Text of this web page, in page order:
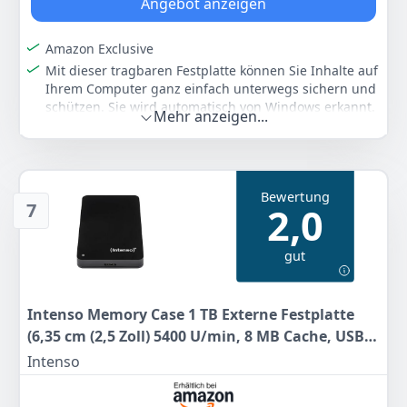
Anzeigen
Amazon Exclusive
Mit dieser tragbaren Festplatte können Sie Inhalte auf
Ihrem Computer ganz einfach unterwegs sichern und
schützen. Sie wird automatisch von Windows erkannt.
Erweiterung der Kapazität Ihres Computers mit einer
Drag-and-Drop-Funktionalität
Schnelle Übertragung von Dateien mit USB 3.0
(abwärtskompatibel mit USB 2.0)
Dieses Produkt exklusiv bei Amazon kaufen
Schwarz Matt Seagate 190 g
UVP:115,99 €-26%
Mehr anzeigen...
7
Bewertung
2,0
gut
Intenso Memory Case 1 TB Externe Festplatte
(6,35 cm (2,5 Zoll) 5400 U/min, 8 MB Cache, USB
3.0) schwarz
Intenso